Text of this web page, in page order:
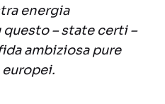
energia
– state certi –
ambiziosa pure